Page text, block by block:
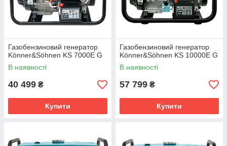
Газобензиновий генератор
Könner&Söhnen KS 7000E G
В наявності
40 499 ₴
Купити
Газобензиновий генератор
Könner&Söhnen KS 10000E G
В наявності
57 799 ₴
Купити